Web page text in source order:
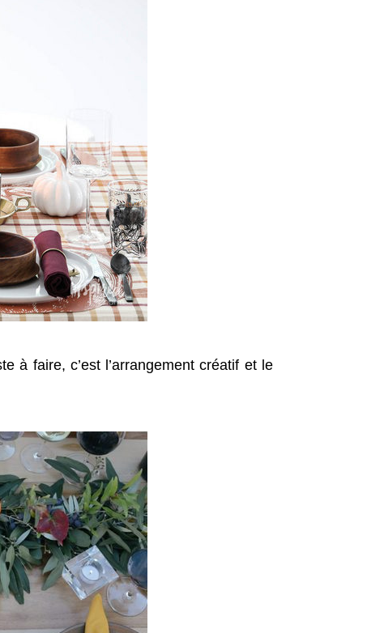
à faire, c’est l’arrangement créatif et le